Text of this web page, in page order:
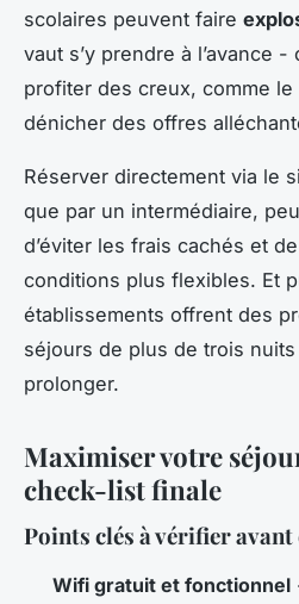
scolaires peuvent faire
vaut s’y prendre à l’avance
profiter des creux, comme
dénicher des offres
Réserver directement via le
que par un intermédiaire,
d’éviter les frais cachés et
conditions plus flexibles. Et
établissements offrent des
séjours de plus de trois
prolonger.
Maximiser votre
check-list finale
Points clés à vérifier
Wifi gratuit et fonctionnel